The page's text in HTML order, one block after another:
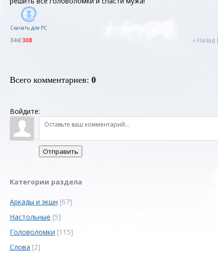
Скачать для PC
« Назад
344/308
Всего комментариев: 0
Войдите:
Отправить
Категории раздела
Аркады и экшн [67]
Настольные [5]
Головоломки [115]
Слова [2]